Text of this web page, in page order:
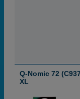
Q-Nomic 72
XL